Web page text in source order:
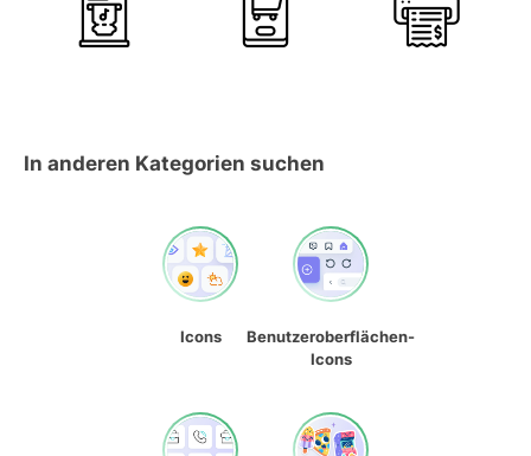
In anderen Kategorien suchen
Icons
Benutzeroberflächen-
Icons